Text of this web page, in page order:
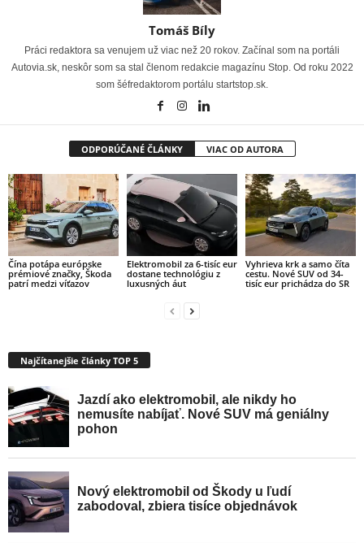
Tomáš Bíly
Práci redaktora sa venujem už viac než 20 rokov. Začínal som na portáli
Autovia.sk, neskôr som sa stal členom redakcie magazínu Stop. Od roku 2022
som šéfredaktorom portálu startstop.sk.
ODPORÚČANÉ ČLÁNKY VIAC OD AUTORA
Čína potápa európske
prémiové značky, Škoda
patrí medzi víťazov
Elektromobil za 6-tisíc eur
dostane technológiu z
luxusných áut
Vyhrieva krk a samo číta
cestu. Nové SUV od 34-
tisíc eur prichádza do SR
Najčítanejšie články TOP 5